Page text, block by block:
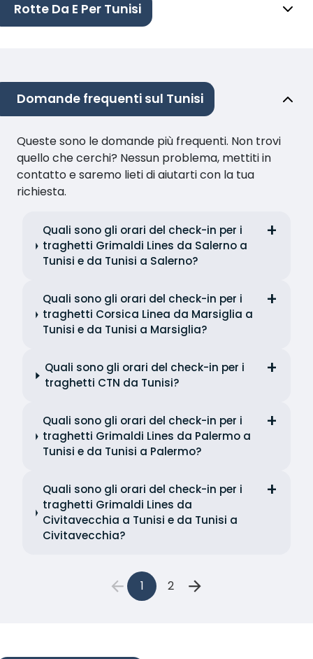
Rotte Da E Per Tunisi
Domande frequenti sul Tunisi
Queste sono le domande più frequenti. Non trovi
quello che cerchi? Nessun problema, mettiti in
contatto e saremo lieti di aiutarti con la tua
richiesta.
Quali sono gli orari del check-in per i
traghetti Grimaldi Lines da Salerno a
Tunisi e da Tunisi a Salerno?
Quali sono gli orari del check-in per i
traghetti Corsica Linea da Marsiglia a
Tunisi e da Tunisi a Marsiglia?
Quali sono gli orari del check-in per i
traghetti CTN da Tunisi?
Quali sono gli orari del check-in per i
traghetti Grimaldi Lines da Palermo a
Tunisi e da Tunisi a Palermo?
Quali sono gli orari del check-in per i
traghetti Grimaldi Lines da
Civitavecchia a Tunisi e da Tunisi a
Civitavecchia?
1 2